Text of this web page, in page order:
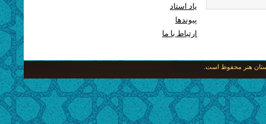
یاد استاد
پيوندها
ارتباط با ما
هنر محفوظ است.